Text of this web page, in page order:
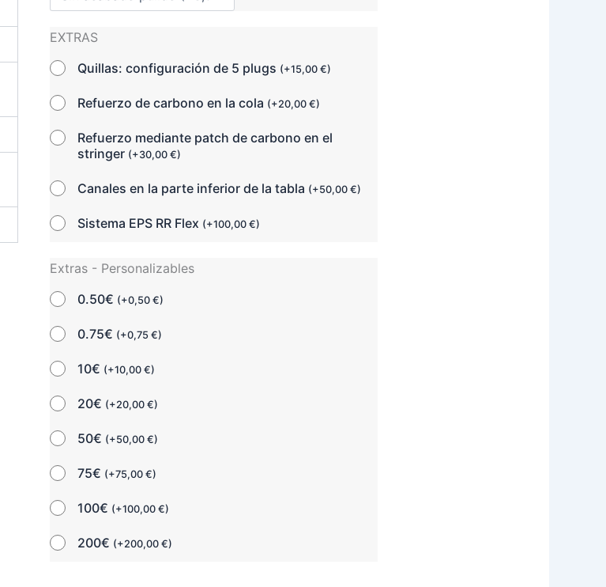
EXTRAS
Quillas: configuración de 5 plugs (+15,00€)
Refuerzo de carbono en la cola (+20,00€)
Refuerzo mediante patch de carbono en el
stringer (+30,00€)
Canales en la parte inferior de la tabla (+50,00€)
Sistema EPS RR Flex (+100,00€)
Extras - Personalizables
0.50€ (+0,50€)
0.75€ (+0,75€)
10€ (+10,00€)
20€ (+20,00€)
50€ (+50,00€)
75€ (+75,00€)
100€ (+100,00€)
200€ (+200,00€)